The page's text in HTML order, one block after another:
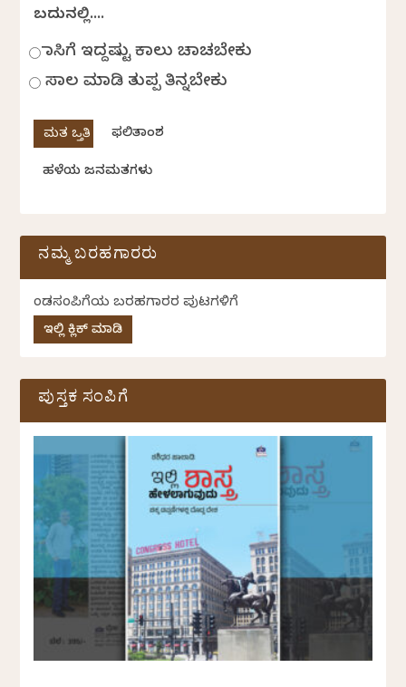
ಬದುಕಿನಲ್ಲಿ....
ಹಾಸಿಗೆ ಇದ್ದಷ್ಟು ಕಾಲು ಚಾಚಬೇಕು
ಸಾಲ ಮಾಡಿ ತುಪ್ಪ ತಿನ್ನಬೇಕು
ಫಲಿತಾಂಶ
ಹಳೆಯ ಜನಮತಗಳು
ನಮ್ಮ ಬರಹಗಾರರು
ಕೆಂಡಸಂಪಿಗೆಯ ಬರಹಗಾರರ ಪುಟಗಳಿಗೆ
ಇಲ್ಲಿ ಕ್ಲಿಕ್ ಮಾಡಿ
ಪುಸ್ತಕ ಸಂಪಿಗೆ